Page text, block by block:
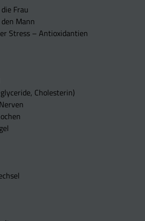
Frau
Mann
Stress – Antioxidantien
Cholesterin)